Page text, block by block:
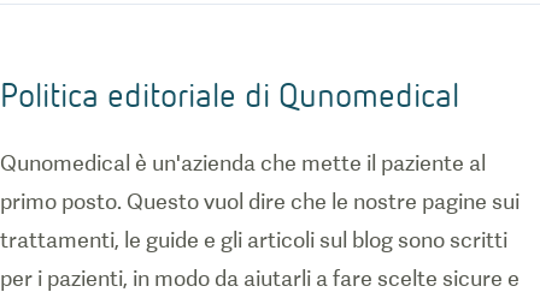
Politica editoriale di Qunomedical
Qunomedical è un'azienda che mette il paziente al
primo posto. Questo vuol dire che le nostre pagine sui
trattamenti, le guide e gli articoli sul blog sono scritti
per i pazienti, in modo da aiutarli a fare scelte sicure e